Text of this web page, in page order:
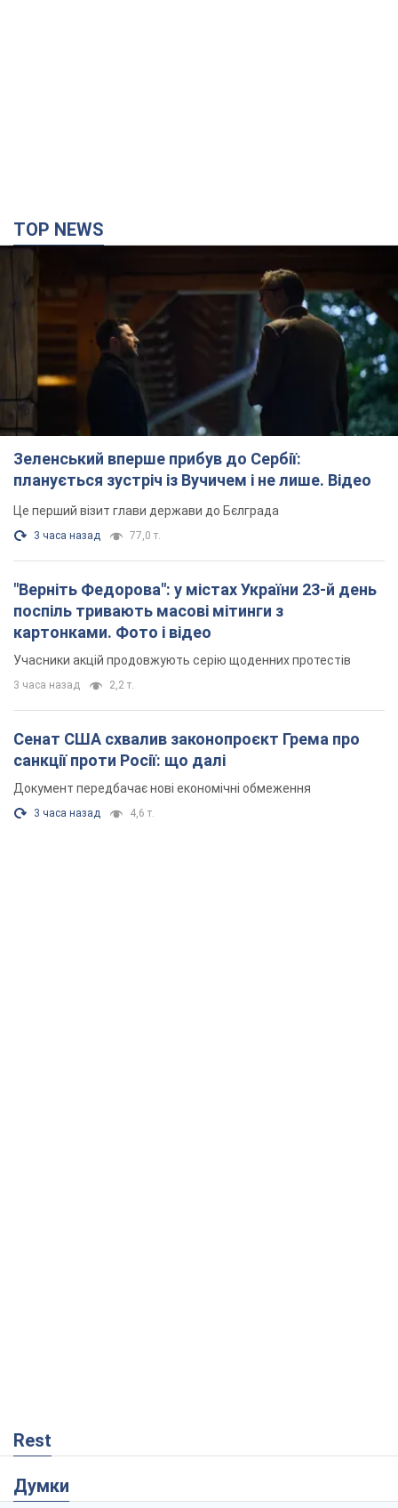
TOP NEWS
Зеленський вперше прибув до Сербії:
планується зустріч із Вучичем і не лише. Відео
Це перший візит глави держави до Бєлграда
3 часа назад 77,0 т.
"Верніть Федорова": у містах України 23-й день
поспіль тривають масові мітинги з
картонками. Фото і відео
Учасники акцій продовжують серію щоденних протестів
3 часа назад 2,2 т.
Сенат США схвалив законопроєкт Грема про
санкції проти Росії: що далі
Документ передбачає нові економічні обмеження
3 часа назад 4,6 т.
Rest
Думки